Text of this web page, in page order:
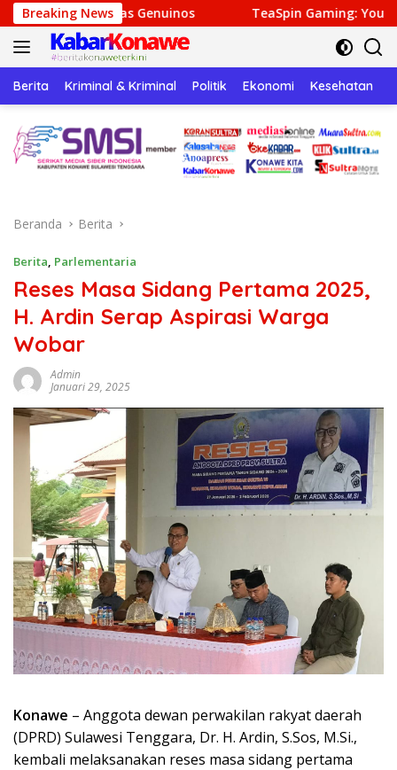
Langsung
ke
konten
Breaking NewsTeaSpin Gaming: Your Personal Gateway to
Berita Kriminal & Kriminal Politik Ekonomi Kesehatan
Beranda Berita
Berita, Parlementaria
Reses Masa Sidang Pertama 2025,
H. Ardin Serap Aspirasi Warga
Wobar
Admin
Januari 29, 2025
Konawe – Anggota dewan perwakilan rakyat daerah
(DPRD) Sulawesi Tenggara, Dr. H. Ardin, S.Sos, M.Si.,
kembali melaksanakan reses masa sidang pertama